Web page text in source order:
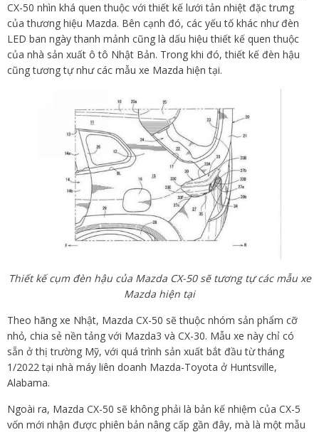
CX-50 nhìn khá quen thuộc với thiết kế lưới tản nhiệt đặc trưng
của thương hiệu Mazda. Bên cạnh đó, các yếu tố khác như đèn
LED ban ngày thanh mảnh cũng là dấu hiệu thiết kế quen thuộc
của nhà sản xuất ô tô Nhật Bản. Trong khi đó, thiết kế đèn hậu
cũng tương tự như các mẫu xe Mazda hiện tại.
Thiết kế cụm đèn hậu của Mazda CX-50 sẽ tương tự các mẫu xe
Mazda hiện tại
Theo hãng xe Nhật, Mazda CX-50 sẽ thuộc nhóm sản phẩm cỡ
nhỏ, chia sẻ nền tảng với Mazda3 và CX-30. Mẫu xe này chỉ có
sẵn ở thị trường Mỹ, với quá trình sản xuất bắt đầu từ tháng
1/2022 tại nhà máy liên doanh Mazda-Toyota ở Huntsville,
Alabama.
Ngoài ra, Mazda CX-50 sẽ không phải là bản kế nhiệm của CX-5
vốn mới nhận được phiên bản nâng cấp gần đây, mà là một mẫu